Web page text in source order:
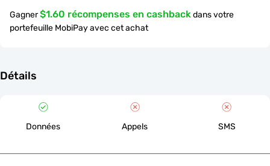
Gagner$1.60 récompenses en cashbackdans votre
portefeuille MobiPay avec cet achat
Détails
Données Appels SMS